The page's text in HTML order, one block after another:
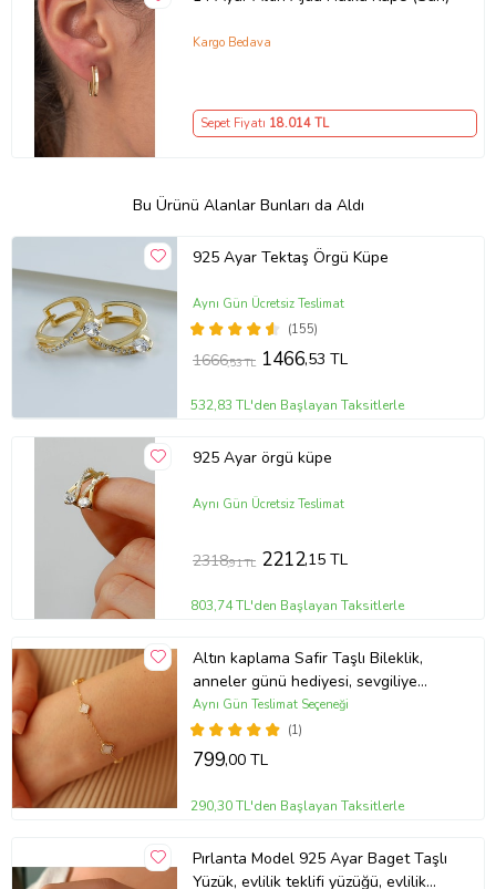
Kargo Bedava
Sepet Fiyatı 18.014TL
Bu Ürünü Alanlar Bunları da Aldı
925 Ayar Tektaş Örgü Küpe
(155)
Aynı Gün Ücretsiz Teslimat
1666,53 TL 1466,53 TL
532,83 TL'den Başlayan Taksitlerle
925 Ayar örgü küpe
Aynı Gün Ücretsiz Teslimat
2318,91 TL 2212,15 TL
803,74 TL'den Başlayan Taksitlerle
Altın kaplama Safir Taşlı Bileklik,
anneler günü hediyesi, sevgiliye
hediye, gecmiş olsun hediyesi, yeni
iş hediyesi, terfi hediyesi, yilbasi
hediyesi, arkadaş hediyesi, kız
(1)
Aynı Gün Teslimat Seçeneği
799,00 TL
290,30 TL'den Başlayan Taksitlerle
Pırlanta Model 925 Ayar Baget Taşlı
Yüzük, evlilik teklifi yüzüğü, evlilik